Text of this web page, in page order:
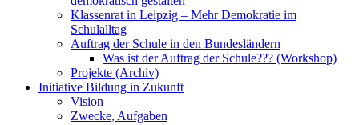
Klassenrat in Leipzig – Mehr Demokratie im
Schulalltag
Auftrag der Schule in den Bundesländern
Was ist der Auftrag der Schule??? (Workshop)
Projekte (Archiv)
Initiative Bildung in Zukunft
Vision
Zwecke, Aufgaben